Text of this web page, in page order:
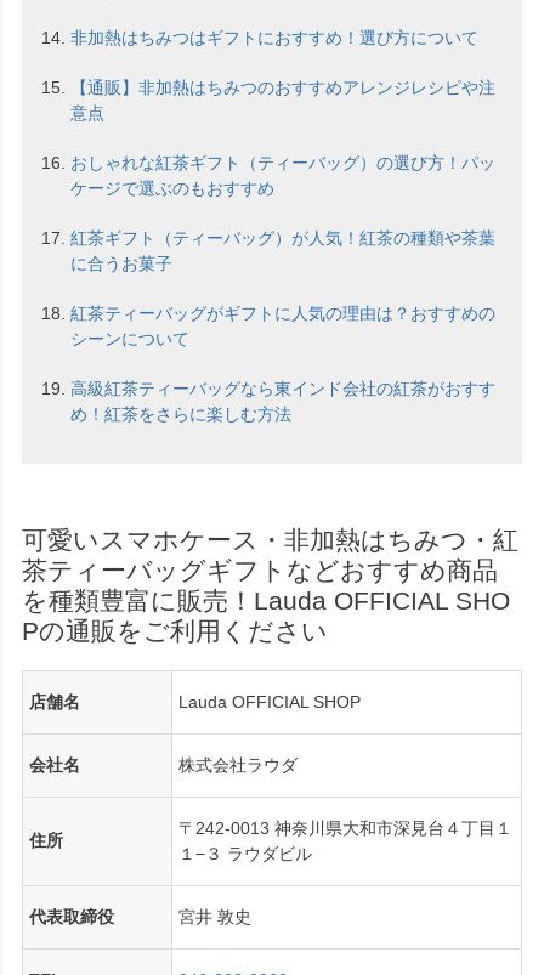
非加熱はちみつはギフトにおすすめ！選び方について
【通販】非加熱はちみつのおすすめアレンジレシピや注
意点
おしゃれな紅茶ギフト（ティーバッグ）の選び方！パッ
ケージで選ぶのもおすすめ
紅茶ギフト（ティーバッグ）が人気！紅茶の種類や茶葉
に合うお菓子
紅茶ティーバッグがギフトに人気の理由は？おすすめの
シーンについて
高級紅茶ティーバッグなら東インド会社の紅茶がおすす
め！紅茶をさらに楽しむ方法
可愛いスマホケース・非加熱はちみつ・紅
茶ティーバッグギフトなどおすすめ商品
を種類豊富に販売！Lauda OFFICIAL SHO
Pの通販をご利用ください
店舗名 Lauda OFFICIAL SHOP
会社名 株式会社ラウダ
住所
〒242-0013 神奈川県大和市深見台４丁目１
１−３ ラウダビル
代表取締役 宮井 敦史